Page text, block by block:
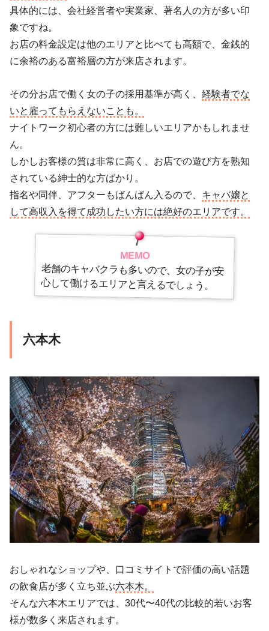
具体的には、会社経営者や実業家、著名人の方が多い印
象ですね。
お店の料金設定は他のエリアと比べても高額で、金銭的
に余裕のある富裕層の方が来店されます。
その分お店で働く女の子の採用基準が高く、経験者でな
いと雇ってもらえないことも。
ナイトワーク初心者の方には難しいエリアかもしれませ
ん。
しかしお客様の質は非常に高く、お店での遊び方を熟知
されている紳士的な方ばかり。
指名や同伴、アフターもばんばん入るので、 キャバ嬢と
して高収入を得て成功したい方には絶好のエリアです。
MEMO
老舗のキャバクラも多いので、女の子が安
心して働けるエリアと言えるでしょう。
六本木
おしゃれなショップや、口コミサイトで評価の高い話題
の飲食店が多く立ち並ぶ六本木。
そんな六本木エリアでは、30代〜40代の比較的若いお客
様が数多く来店されます。